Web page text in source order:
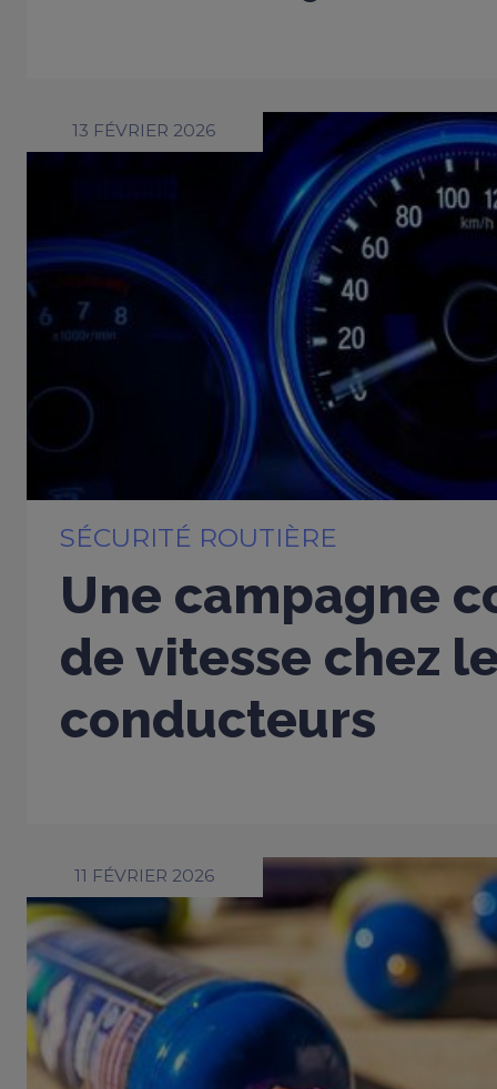
13 FÉVRIER 2026
SÉCURITÉ ROUTIÈRE
Une campagne
de vitesse chez
conducteurs
11 FÉVRIER 2026